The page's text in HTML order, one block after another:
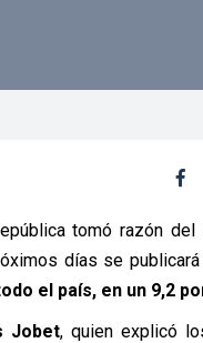
tomó razón
días se
el país, en un 9,2
Jobet, quien explicó